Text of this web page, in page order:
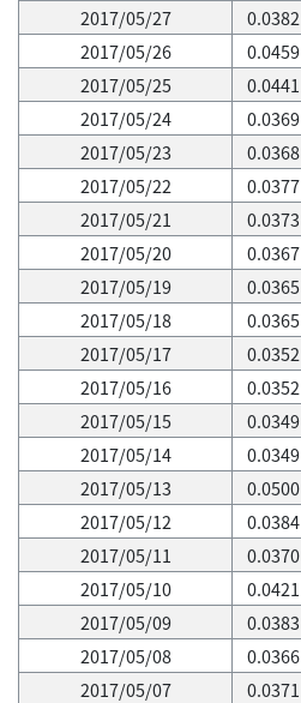
2017/05/27
0.0382
2017/05/26
0.0459
2017/05/25
0.0441
2017/05/24
0.0369
2017/05/23
0.0368
2017/05/22
0.0377
2017/05/21
0.0373
2017/05/20
0.0367
2017/05/19
0.0365
2017/05/18
0.0365
2017/05/17
0.0352
2017/05/16
0.0352
2017/05/15
0.0349
2017/05/14
0.0349
2017/05/13
0.0500
2017/05/12
0.0384
2017/05/11
0.0370
2017/05/10
0.0421
2017/05/09
0.0383
2017/05/08
0.0366
2017/05/07
0.0371